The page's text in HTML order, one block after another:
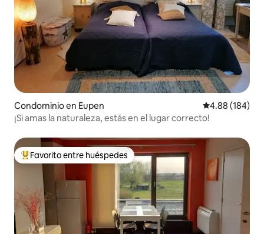
Condominio en Eupen Calificación
4.88 (184)
¡Si amas la naturaleza, estás en el lugar correcto!
De los mejores en Favorito entre huéspedes
Favorito entre huéspedes